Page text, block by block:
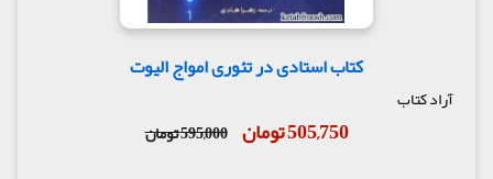
کتاب استادی در تئوری امواج الیوت
آراد کتاب
505,750 تومان 595,000 تومان